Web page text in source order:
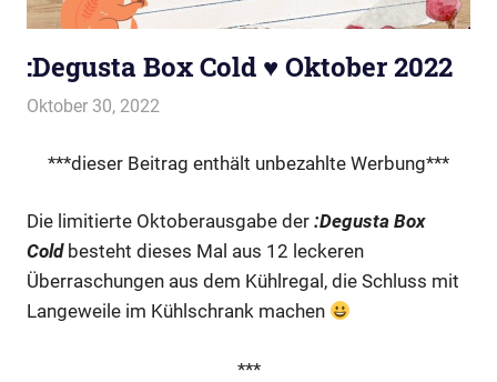
:Degusta Box Cold ♥ Oktober 2022
Oktober 30, 2022
***dieser Beitrag enthält unbezahlte Werbung***
Die limitierte Oktoberausgabe der :Degusta Box
Coldbesteht dieses Mal aus 12 leckeren
Überraschungen aus dem Kühlregal, die Schluss mit
Langeweile im Kühlschrank machen
***